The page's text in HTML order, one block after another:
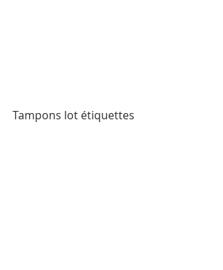
Tampons lot étiquettes